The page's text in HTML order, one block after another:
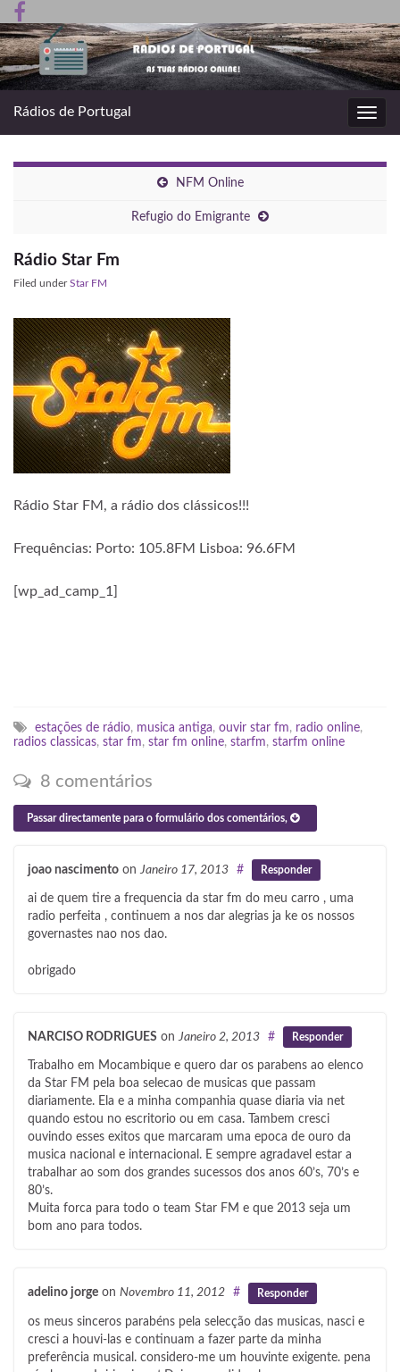
Rádios de Portugal
NFM Online
Refugio do Emigrante
Rádio Star Fm
Filed underStar FM
Rádio Star FM, a rádio dos clássicos!!!
Frequências: Porto: 105.8FM Lisboa: 96.6FM
[wp_ad_camp_1]
estações de rádio, musica antiga, ouvir star fm, radio online,
radios classicas, star fm, star fm online, starfm, starfm online
8 comentários
Passar directamente para o formulário dos comentários,
joao nascimento on Janeiro 17, 2013 # Responder
ai de quem tire a frequencia da star fm do meu carro , uma
radio perfeita , continuem a nos dar alegrias ja ke os nossos
governastes nao nos dao.
obrigado
NARCISO RODRIGUES onJaneiro 2, 2013 # Responder
Trabalho em Mocambique e quero dar os parabens ao elenco
da Star FM pela boa selecao de musicas que passam
diariamente. Ela e a minha companhia quase diaria via net
quando estou no escritorio ou em casa. Tambem cresci
ouvindo esses exitos que marcaram uma epoca de ouro da
musica nacional e internacional. E sempre agradavel estar a
trabalhar ao som dos grandes sucessos dos anos 60’s, 70’s e
80’s.
Muita forca para todo o team Star FM e que 2013 seja um
bom ano para todos.
adelino jorge on Novembro 11, 2012 # Responder
os meus sinceros parabéns pela selecção das musicas, nasci e
cresci a houvi-las e continuam a fazer parte da minha
preferência musical. considero-me um houvinte exigente. pena